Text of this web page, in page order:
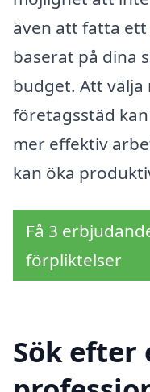
även att fatta
baserat på dina
budget. Att
företagsstäd
mer effektiv
kan öka
Få 3
förpliktelser
Sök efter